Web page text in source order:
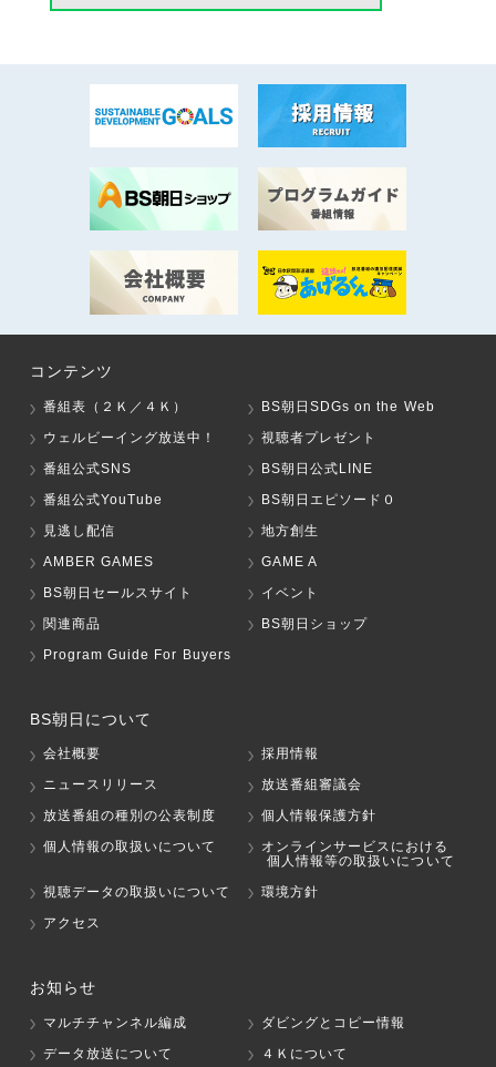
コンテンツ
番組表（２Ｋ／４Ｋ）
BS朝日SDGs on the Web
ウェルビーイング放送中！
視聴者プレゼント
番組公式SNS
BS朝日公式LINE
番組公式YouTube
BS朝日エピソード０
見逃し配信
地方創生
AMBER GAMES
GAME A
BS朝日セールスサイト
イベント
関連商品
BS朝日ショップ
Program Guide For Buyers
BS朝日について
会社概要
採用情報
ニュースリリース
放送番組審議会
放送番組の種別の公表制度
個人情報保護方針
個人情報の取扱いについて
オンラインサービスにおける
個人情報等の取扱いについて
視聴データの取扱いについて
環境方針
アクセス
お知らせ
マルチチャンネル編成
ダビングとコピー情報
データ放送について
４Ｋについて